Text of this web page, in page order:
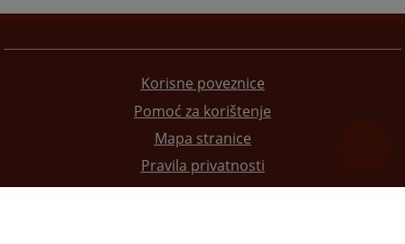
Korisne poveznice
Pomoć za korištenje
Mapa stranice
Pravila privatnosti